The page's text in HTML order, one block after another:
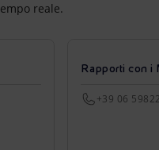
reale.
Rapporti con i
+39 06